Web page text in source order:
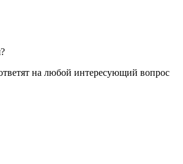
на любой интересующий вопрос